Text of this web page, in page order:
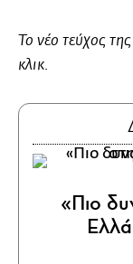
Το νέο τεύχος
κλικ.
«Πιο